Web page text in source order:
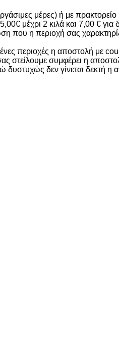
μέρες) ή με
μέχρι 2 κιλά και 7,00 €
που η περιοχή σας
η αποστολή με
σας στείλουμε συμφέρει η
δυστυχώς δεν γίνεται δεκτή